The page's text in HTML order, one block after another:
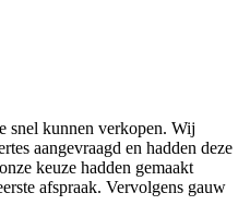
snel kunnen verkopen. Wij
aangevraagd en hadden deze
keuze hadden gemaakt
afspraak. Vervolgens gauw